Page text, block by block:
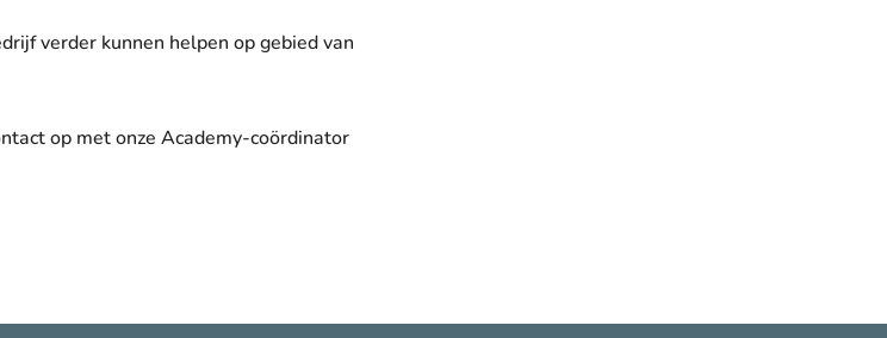
verder kunnen helpen op gebied van
op met onze Academy-coördinator